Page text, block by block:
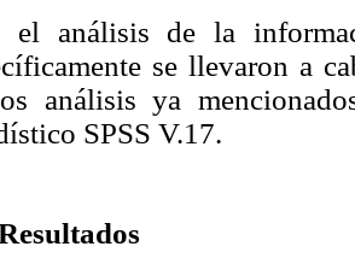
el análisis de la
se llevaron a
análisis ya
SPSS V.17.